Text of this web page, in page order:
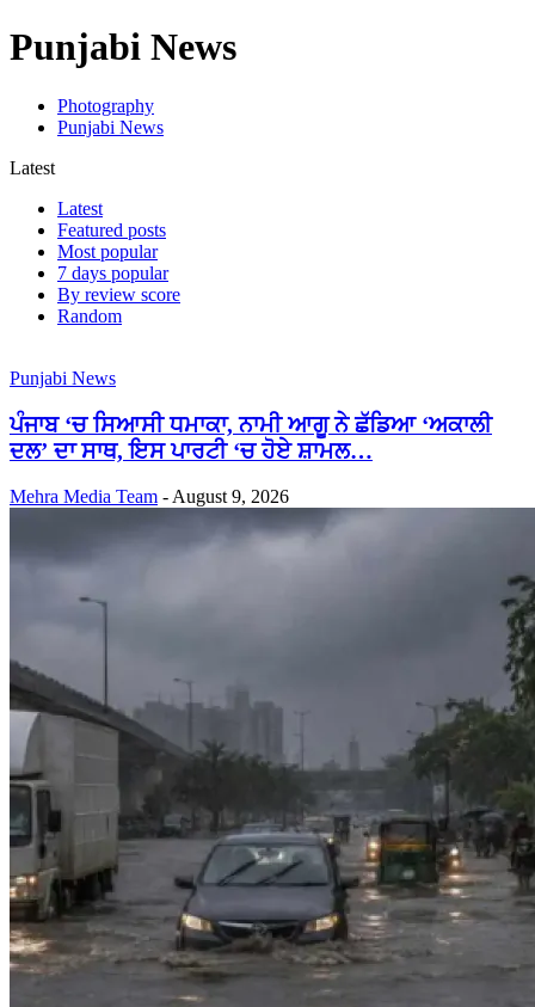
Punjabi News
Photography
Punjabi News
Latest
Latest
Featured posts
Most popular
7 days popular
By review score
Random
Punjabi News
ਪੰਜਾਬ ‘ਚ ਸਿਆਸੀ ਧਮਾਕਾ, ਨਾਮੀ ਆਗੂ ਨੇ ਛੱਡਿਆ ‘ਅਕਾਲੀ
ਦਲ’ ਦਾ ਸਾਥ, ਇਸ ਪਾਰਟੀ ‘ਚ ਹੋਏ ਸ਼ਾਮਲ…
Mehra Media Team - August 9, 2026